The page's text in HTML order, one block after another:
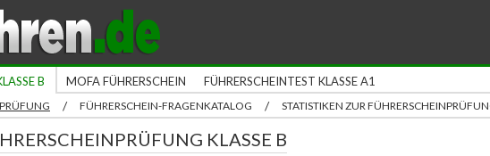
B MOFA FÜHRERSCHEIN FÜHRERSCHEINTEST KLASSE A1
/ FÜHRERSCHEIN-FRAGENKATALOG / STATISTIKEN ZUR
KLASSE B